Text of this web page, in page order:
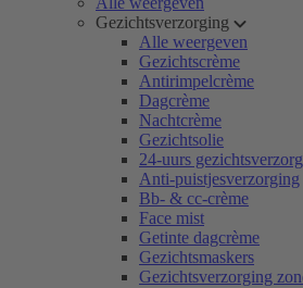
Gezichtsverzorging
Alle weergeven
Gezichtscrème
Antirimpelcrème
Dagcrème
Nachtcrème
Gezichtsolie
24-uurs
Anti-puistjesverzorging
Bb- & cc-crème
Face mist
Getinte dagcrème
Gezichtsmaskers
Gezichtsverzorging